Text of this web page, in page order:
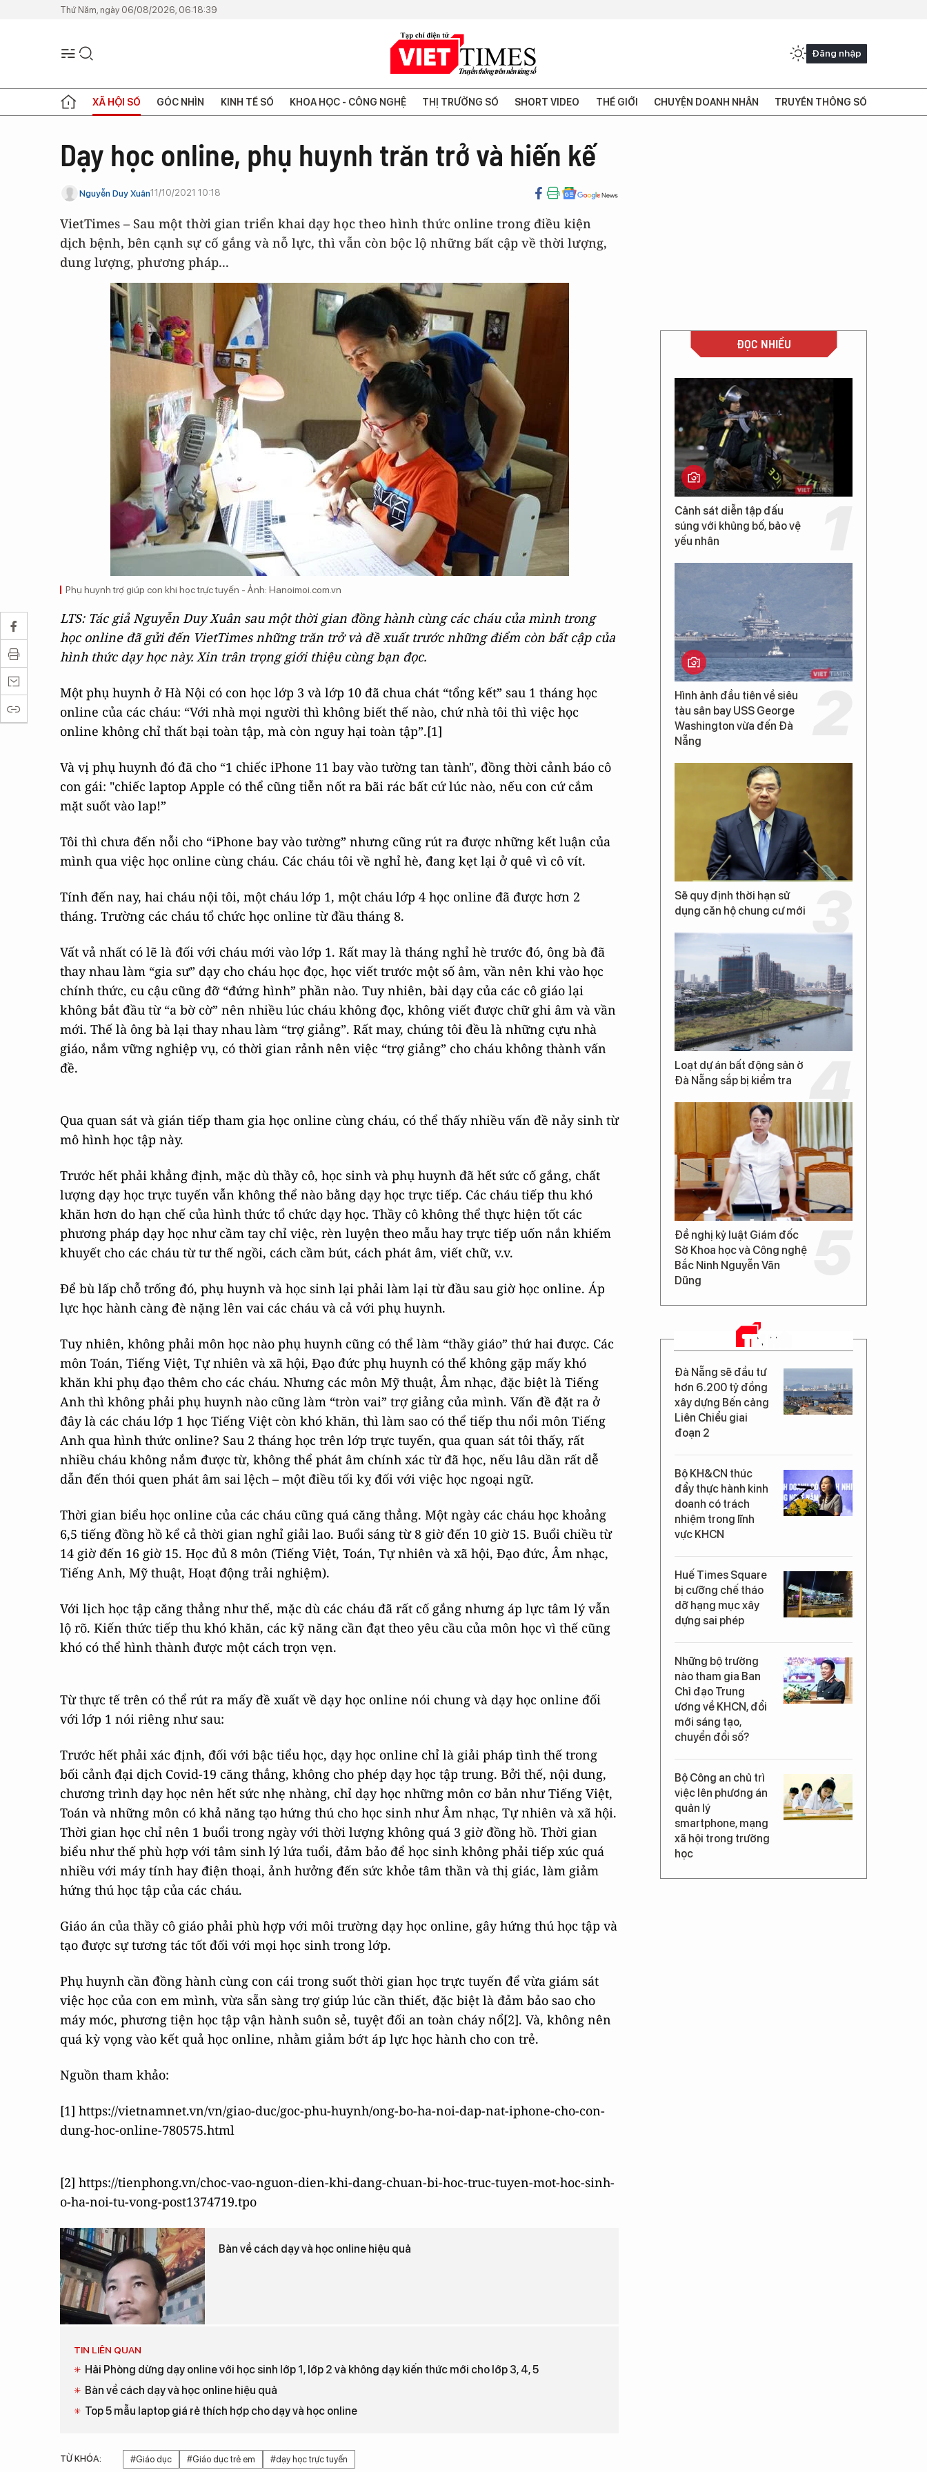
Thứ Năm, ngày 06/08/2026, 06:18:39
Đăng nhập
XÃ HỘI SỐ GÓC NHÌN KINH TẾ SỐ KHOA HỌC - CÔNG NGHỆ THỊ TRƯỜNG SỐ SHORT VIDEO THẾ GIỚI CHUYỆN DOANH NHÂN TRUYỀN THÔNG SỐ
Dạy học online, phụ huynh trăn trở và hiến kế
Nguyễn Duy Xuân11/10/2021 10:18
VietTimes – Sau một thời gian triển khai dạy học theo hình thức online trong điều kiện
dịch bệnh, bên cạnh sự cố gắng và nỗ lực, thì vẫn còn bộc lộ những bất cập về thời lượng,
dung lượng, phương pháp...
Phụ huynh trợ giúp con khi học trực tuyến - Ảnh: Hanoimoi.com.vn
LTS: Tác giả Nguyễn Duy Xuân sau một thời gian đồng hành cùng các cháu của mình trong
học online đã gửi đến VietTimes những trăn trở và đề xuất trước những điểm còn bất cập của
hình thức dạy học này. Xin trân trọng giới thiệu cùng bạn đọc.
Một phụ huynh ở Hà Nội có con học lớp 3 và lớp 10 đã chua chát “tổng kết” sau 1 tháng học
online của các cháu: “Với nhà mọi người thì không biết thế nào, chứ nhà tôi thì việc học
online không chỉ thất bại toàn tập, mà còn nguy hại toàn tập”.[1]
Và vị phụ huynh đó đã cho “1 chiếc iPhone 11 bay vào tường tan tành", đồng thời cảnh báo cô
con gái: "chiếc laptop Apple có thể cũng tiễn nốt ra bãi rác bất cứ lúc nào, nếu con cứ cắm
mặt suốt vào lap!”
Tôi thì chưa đến nỗi cho “iPhone bay vào tường” nhưng cũng rút ra được những kết luận của
mình qua việc học online cùng cháu. Các cháu tôi về nghỉ hè, đang kẹt lại ở quê vì cô vít.
Tính đến nay, hai cháu nội tôi, một cháu lớp 1, một cháu lớp 4 học online đã được hơn 2
tháng. Trường các cháu tổ chức học online từ đầu tháng 8.
Vất vả nhất có lẽ là đối với cháu mới vào lớp 1. Rất may là tháng nghỉ hè trước đó, ông bà đã
thay nhau làm “gia sư” dạy cho cháu học đọc, học viết trước một số âm, vần nên khi vào học
chính thức, cu cậu cũng đỡ “đứng hình” phần nào. Tuy nhiên, bài dạy của các cô giáo lại
không bắt đầu từ “a bờ cờ” nên nhiều lúc cháu không đọc, không viết được chữ ghi âm và vần
mới. Thế là ông bà lại thay nhau làm “trợ giảng”. Rất may, chúng tôi đều là những cựu nhà
giáo, nắm vững nghiệp vụ, có thời gian rảnh nên việc “trợ giảng” cho cháu không thành vấn
đề.
Qua quan sát và gián tiếp tham gia học online cùng cháu, có thể thấy nhiều vấn đề nảy sinh từ
mô hình học tập này.
Trước hết phải khẳng định, mặc dù thầy cô, học sinh và phụ huynh đã hết sức cố gắng, chất
lượng dạy học trực tuyến vẫn không thể nào bằng dạy học trực tiếp. Các cháu tiếp thu khó
khăn hơn do hạn chế của hình thức tổ chức dạy học. Thầy cô không thể thực hiện tốt các
phương pháp dạy học như cầm tay chỉ việc, rèn luyện theo mẫu hay trực tiếp uốn nắn khiếm
khuyết cho các cháu từ tư thế ngồi, cách cầm bút, cách phát âm, viết chữ, v.v.
Để bù lấp chỗ trống đó, phụ huynh và học sinh lại phải làm lại từ đầu sau giờ học online. Áp
lực học hành càng đè nặng lên vai các cháu và cả với phụ huynh.
Tuy nhiên, không phải môn học nào phụ huynh cũng có thể làm “thầy giáo” thứ hai được. Các
môn Toán, Tiếng Việt, Tự nhiên và xã hội, Đạo đức phụ huynh có thể không gặp mấy khó
khăn khi phụ đạo thêm cho các cháu. Nhưng các môn Mỹ thuật, Âm nhạc, đặc biệt là Tiếng
Anh thì không phải phụ huynh nào cũng làm “tròn vai” trợ giảng của mình. Vấn đề đặt ra ở
đây là các cháu lớp 1 học Tiếng Việt còn khó khăn, thì làm sao có thể tiếp thu nổi môn Tiếng
Anh qua hình thức online? Sau 2 tháng học trên lớp trực tuyến, qua quan sát tôi thấy, rất
nhiều cháu không nắm được từ, không thể phát âm chính xác từ đã học, nếu lâu dần rất dễ
dẫn đến thói quen phát âm sai lệch – một điều tối kỵ đối với việc học ngoại ngữ.
Thời gian biểu học online của các cháu cũng quá căng thẳng. Một ngày các cháu học khoảng
6,5 tiếng đồng hồ kể cả thời gian nghỉ giải lao. Buổi sáng từ 8 giờ đến 10 giờ 15. Buổi chiều từ
14 giờ đến 16 giờ 15. Học đủ 8 môn (Tiếng Việt, Toán, Tự nhiên và xã hội, Đạo đức, Âm nhạc,
Tiếng Anh, Mỹ thuật, Hoạt động trải nghiệm).
Với lịch học tập căng thẳng như thế, mặc dù các cháu đã rất cố gắng nhưng áp lực tâm lý vẫn
lộ rõ. Kiến thức tiếp thu khó khăn, các kỹ năng cần đạt theo yêu cầu của môn học vì thế cũng
khó có thể hình thành được một cách trọn vẹn.
Từ thực tế trên có thể rút ra mấy đề xuất về dạy học online nói chung và dạy học online đối
với lớp 1 nói riêng như sau:
Trước hết phải xác định, đối với bậc tiểu học, dạy học online chỉ là giải pháp tình thế trong
bối cảnh đại dịch Covid-19 căng thẳng, không cho phép dạy học tập trung. Bởi thế, nội dung,
chương trình dạy học nên hết sức nhẹ nhàng, chỉ dạy học những môn cơ bản như Tiếng Việt,
Toán và những môn có khả năng tạo hứng thú cho học sinh như Âm nhạc, Tự nhiên và xã hội.
Thời gian học chỉ nên 1 buổi trong ngày với thời lượng không quá 3 giờ đồng hồ. Thời gian
biểu như thế phù hợp với tâm sinh lý lứa tuổi, đảm bảo để học sinh không phải tiếp xúc quá
nhiều với máy tính hay điện thoại, ảnh hưởng đến sức khỏe tâm thần và thị giác, làm giảm
hứng thú học tập của các cháu.
Giáo án của thầy cô giáo phải phù hợp với môi trường dạy học online, gây hứng thú học tập và
tạo được sự tương tác tốt đối với mọi học sinh trong lớp.
Phụ huynh cần đồng hành cùng con cái trong suốt thời gian học trực tuyến để vừa giám sát
việc học của con em mình, vừa sẵn sàng trợ giúp lúc cần thiết, đặc biệt là đảm bảo sao cho
máy móc, phương tiện học tập vận hành suôn sẻ, tuyệt đối an toàn cháy nổ[2]. Và, không nên
quá kỳ vọng vào kết quả học online, nhằm giảm bớt áp lực học hành cho con trẻ.
Nguồn tham khảo:
[1] https://vietnamnet.vn/vn/giao-duc/goc-phu-huynh/ong-bo-ha-noi-dap-nat-iphone-cho-con-
dung-hoc-online-780575.html
[2] https://tienphong.vn/choc-vao-nguon-dien-khi-dang-chuan-bi-hoc-truc-tuyen-mot-hoc-sinh-
o-ha-noi-tu-vong-post1374719.tpo
Bàn về cách dạy và học online hiệu quả
TIN LIÊN QUAN
Hải Phòng dừng dạy online với học sinh lớp 1, lớp 2 và không dạy kiến thức mới cho lớp 3, 4, 5
Bàn về cách dạy và học online hiệu quả
Top 5 mẫu laptop giá rẻ thích hợp cho dạy và học online
TỪ KHÓA: #Giáo dục #Giáo dục trẻ em #dạy học trực tuyến
ĐỌC NHIỀU
Cảnh sát diễn tập đấu
súng với khủng bố, bảo vệ
yếu nhân
Hình ảnh đầu tiên về siêu
tàu sân bay USS George
Washington vừa đến Đà
Nẵng
Sẽ quy định thời hạn sử
dụng căn hộ chung cư mới
Loạt dự án bất động sản ở
Đà Nẵng sắp bị kiểm tra
Đề nghị kỷ luật Giám đốc
Sở Khoa học và Công nghệ
Bắc Ninh Nguyễn Văn
Dũng
TIN MỚI
Đà Nẵng sẽ đầu tư
hơn 6.200 tỷ đồng
xây dựng Bến cảng
Liên Chiểu giai
đoạn 2
Bộ KH&CN thúc
đẩy thực hành kinh
doanh có trách
nhiệm trong lĩnh
vực KHCN
Huế Times Square
bị cưỡng chế tháo
dỡ hạng mục xây
dựng sai phép
Những bộ trưởng
nào tham gia Ban
Chỉ đạo Trung
ương về KHCN, đổi
mới sáng tạo,
chuyển đổi số?
Bộ Công an chủ trì
việc lên phương án
quản lý
smartphone, mạng
xã hội trong trường
học